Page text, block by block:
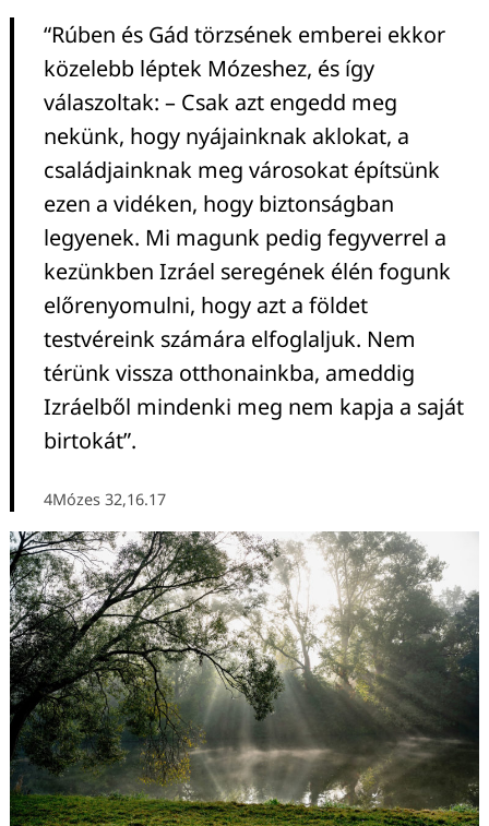
“Rúben és Gád törzsének emberei ekkor
közelebb léptek Mózeshez, és így
válaszoltak: – Csak azt engedd meg
nekünk, hogy nyájainknak aklokat, a
családjainknak meg városokat építsünk
ezen a vidéken, hogy biztonságban
legyenek. Mi magunk pedig fegyverrel a
kezünkben Izráel seregének élén fogunk
előrenyomulni, hogy azt a földet
testvéreink számára elfoglaljuk. Nem
térünk vissza otthonainkba, ameddig
Izráelből mindenki meg nem kapja a saját
birtokát”.
4Mózes 32,16.17
Keresés: